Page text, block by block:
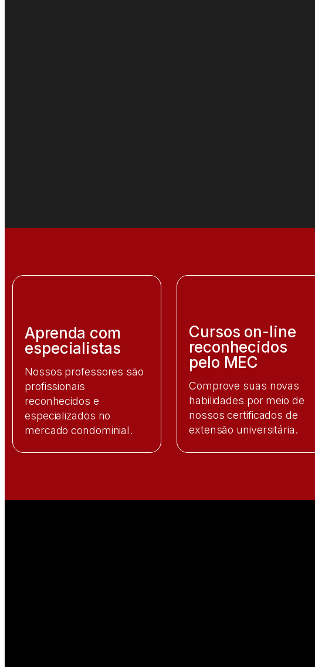
Aprenda com
especialistas
Nossos professores são
profissionais
reconhecidos e
especializados no
mercado condominial.
Cursos on-line
reconhecidos
pelo MEC
Comprove suas novas
habilidades por meio de
nossos certificados de
extensão universitária.